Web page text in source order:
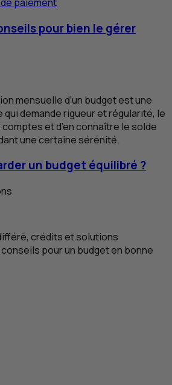
pour bien le gérer
mensuelle d’un budget est une
demande rigueur et régularité, le
et d’en connaître le solde
une certaine sérénité.
un budget équilibré ?
crédits et solutions
conseils pour un budget en bonne